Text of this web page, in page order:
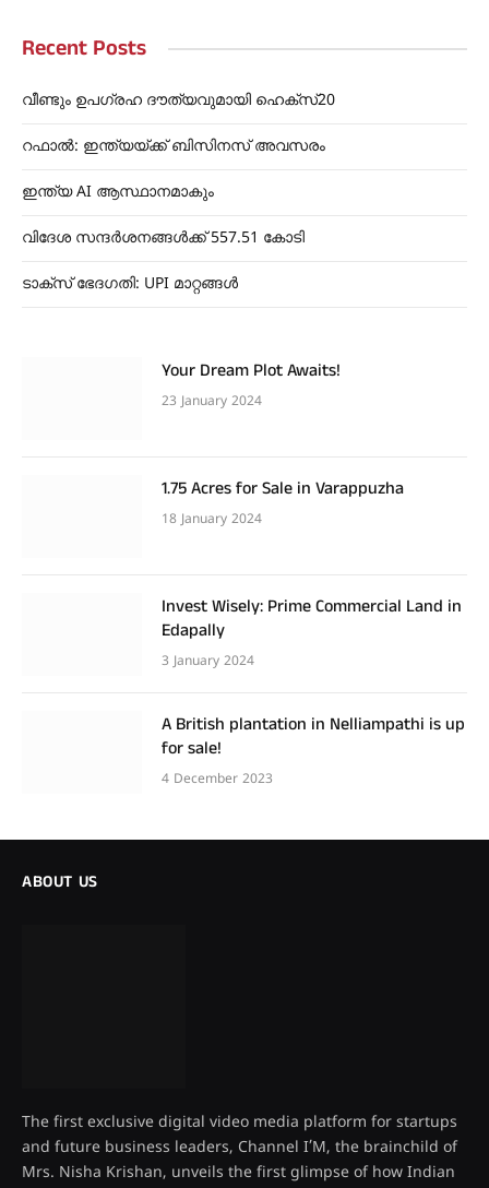
Recent Posts
വീണ്ടും ഉപഗ്രഹ ദൗത്യവുമായി ഹെക്സ്20
റഫാൽ: ഇന്ത്യയ്ക്ക് ബിസിനസ് അവസരം
ഇന്ത്യ AI ആസ്ഥാനമാകും
വിദേശ സന്ദർശനങ്ങൾക്ക് 557.51 കോടി
ടാക്സ് ഭേദഗതി: UPI മാറ്റങ്ങൾ
Your Dream Plot Awaits!
23 January 2024
1.75 Acres for Sale in Varappuzha
18 January 2024
Invest Wisely: Prime Commercial Land in
Edapally
3 January 2024
A British plantation in Nelliampathi is up
for sale!
4 December 2023
ABOUT US
The first exclusive digital video media platform for startups
and future business leaders, Channel I’M, the brainchild of
Mrs. Nisha Krishan, unveils the first glimpse of how Indian